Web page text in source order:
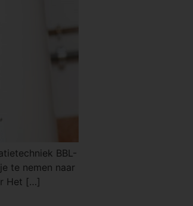
BBL-
te nemen naar
Het […]